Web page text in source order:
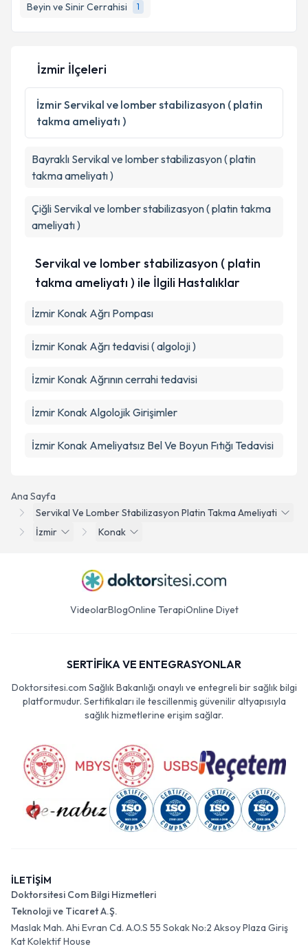
Beyin ve Sinir Cerrahisi 1
Ana Sayfa
Servikal Ve Lomber Stabilizasyon Platin Takma Ameliyati
İzmir
Konak
İzmir İlçeleri
İzmirServikal ve lomber stabilizasyon ( platin
takma ameliyatı )
Bayraklı Servikal ve lomber stabilizasyon ( platin
takma ameliyatı )
Çiğli Servikal ve lomber stabilizasyon ( platin takma
ameliyatı )
Servikal ve lomber stabilizasyon ( platin
takma ameliyatı ) ile İlgili Hastalıklar
İzmir Konak Ağrı Pompası
İzmir Konak Ağrı tedavisi ( algoloji )
İzmir Konak Ağrının cerrahi tedavisi
İzmir Konak Algolojik Girişimler
İzmir Konak Ameliyatsız Bel Ve Boyun Fıtığı Tedavisi
VideolarBlogOnline TerapiOnline Diyet
SERTİFİKA VE ENTEGRASYONLAR
Doktorsitesi.com Sağlık Bakanlığı onaylı ve entegreli bir sağlık bilgi
platformudur. Sertifikaları ile tescillenmiş güvenilir altyapısıyla
sağlık hizmetlerine erişim sağlar.
İLETİŞİM
Doktorsitesi Com Bilgi Hizmetleri
Teknoloji ve Ticaret A.Ş.
Maslak Mah. Ahi Evran Cd. A.O.S 55 Sokak No:2 Aksoy Plaza Giriş
Kat Kolektif House